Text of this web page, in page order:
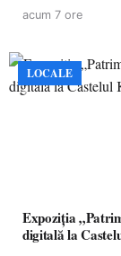
acum 7 ore
LOCALE
Expoziția
digitală la